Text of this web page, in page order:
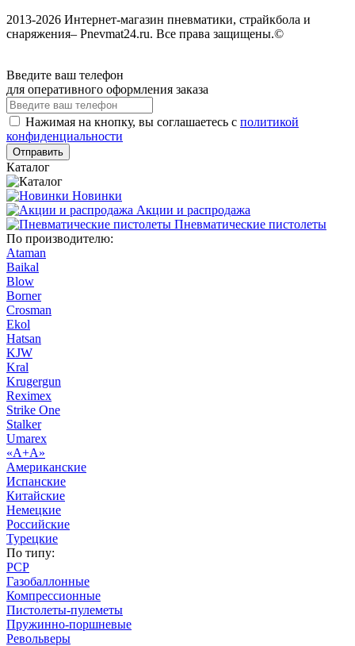
2013-2026 Интернет-магазин пневматики, страйкбола и
снаряжения– Pnevmat24.ru. Все права защищены.©
Введите ваш телефон
для оперативного оформления заказа
Нажимая на кнопку, вы соглашаетесь с политикой
конфиденциальности
Отправить
Каталог
Новинки
Акции и распродажа
Пневматические пистолеты
По производителю:
Ataman
Baikal
Blow
Borner
Crosman
Ekol
Hatsan
KJW
Kral
Krugergun
Reximex
Strike One
Stalker
Umarex
«А+А»
Американские
Испанские
Китайские
Немецкие
Российские
Турецкие
По типу:
PCP
Газобаллонные
Компрессионные
Пистолеты-пулеметы
Пружинно-поршневые
Револьверы